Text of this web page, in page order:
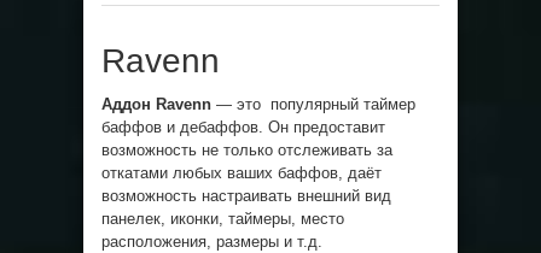
Ravenn
Аддон Ravenn — это популярный таймер
баффов и дебаффов. Он предоставит
возможность не только отслеживать за
откатами любых ваших баффов, даёт
возможность настраивать внешний вид
панелек, иконки, таймеры, место
расположения, размеры и т.д.